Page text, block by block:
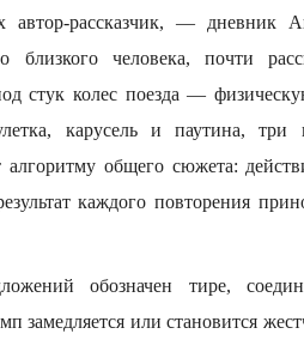
рассказчик, — дневник
близкого человека, почти
стук колес поезда —
карусель и паутина,
алгоритму общего сюжета:
каждого повторения
обозначен тире,
замедляется или становится